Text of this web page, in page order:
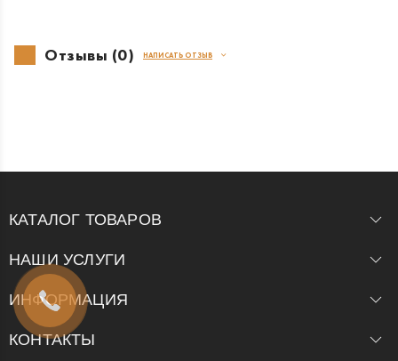
Отзывы (0) НАПИСАТЬ ОТЗЫВ
КАТАЛОГ ТОВАРОВ
НАШИ УСЛУГИ
ИНФОРМАЦИЯ
КОНТАКТЫ